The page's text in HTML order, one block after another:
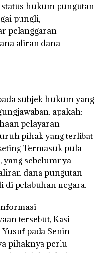
hukum pungutan
pungli,
pelanggaran
aliran dana
subjek hukum yang
apakah:
pelayaran
pihak yang terlibat
Termasuk pula
yang sebelumnya
dana pungutan
di pelabuhan negara.
tersebut, Kasi
pada Senin
pihaknya perlu